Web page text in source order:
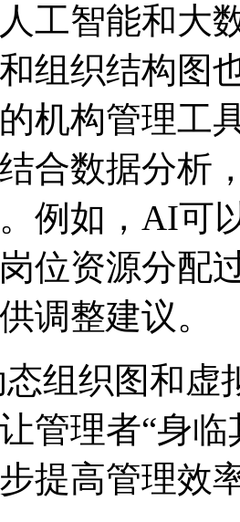
工智能和大
组织结构图
机构管理工
合数据分析
例如，AI可
位资源分配
调整建议。
态组织图和虚
管理者“身
提高管理效